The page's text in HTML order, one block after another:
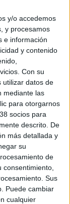
y/o accedemos
y procesamos
e información
y contenido
Con su
utilizar datos de
mediante las
para otorgarnos
socios para
descrito. De
más detallada y
su
de
Sus
Puede cambiar
cualquier
basada en torno
empresas:
y Seguridad
anteriores campañas
mostrará su apoyo a
diferentes targets para
prensa, exterior-
de marketing directo
la colaboración de
espectaculares-